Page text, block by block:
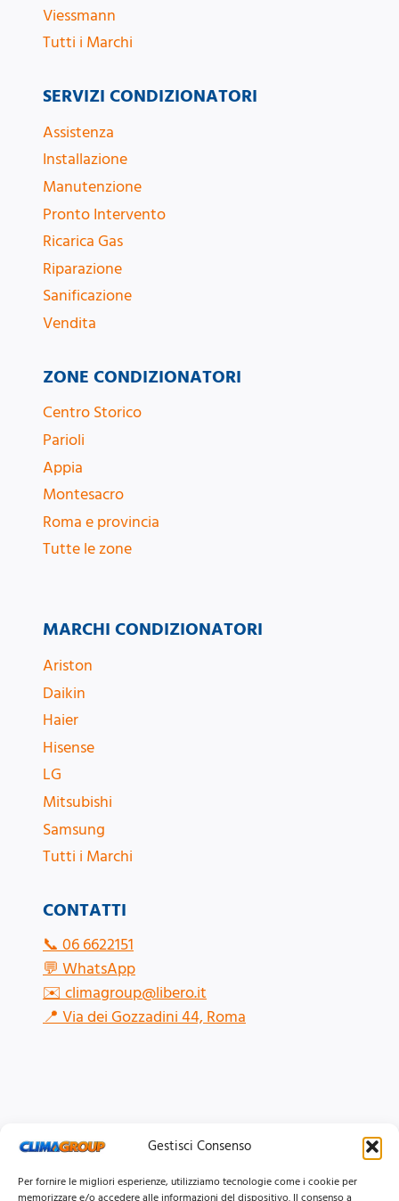
Gestisci Consenso
Per fornire le migliori esperienze, utilizziamo tecnologie come i cookie per
memorizzare e/o accedere alle informazioni del dispositivo. Il consenso a
Viessmann
Tutti i Marchi
ZONE CONDIZIONATORI
Centro Storico
Parioli
Appia
Montesacro
Roma e provincia
Tutte le zone
SERVIZI CONDIZIONATORI
Assistenza
Installazione
Manutenzione
Pronto Intervento
Ricarica Gas
Riparazione
Sanificazione
Vendita
CONTATTI
📞06 6622151
💬WhatsApp
✉️climagroup@libero.it
📍Via dei Gozzadini 44, Roma
MARCHI CONDIZIONATORI
Ariston
Daikin
Haier
Hisense
LG
Mitsubishi
Samsung
Tutti i Marchi